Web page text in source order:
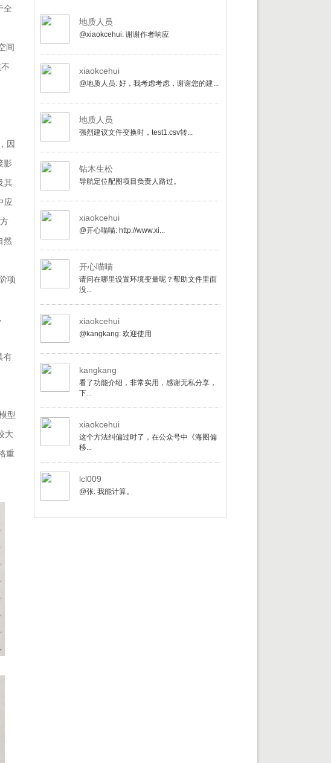
全
间
因
影
其
应
然
项
型
大
重
地质人员
@xiaokcehui: 谢谢作者响应
xiaokcehui
@地质人员: 好，我考虑考虑，谢谢您的建...
地质人员
强烈建议文件变换时，test1.csv转...
钻木生松
导航定位配图项目负责人路过。
xiaokcehui
@开心喵喵: http://www.xi...
开心喵喵
请问在哪里设置环境变量呢？帮助文件里面
没...
xiaokcehui
@kangkang: 欢迎使用
kangkang
看了功能介绍，非常实用，感谢无私分享，
下...
xiaokcehui
这个方法纠偏过时了，在公众号中《海图偏
移...
lcl009
@张: 我能计算。